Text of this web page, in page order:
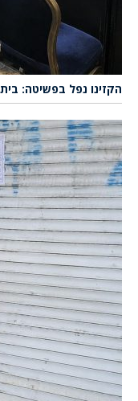
הקזינו נפל בפשיטה: